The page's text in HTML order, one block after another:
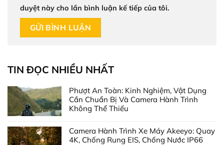
duyệt này cho lần bình luận kế tiếp của tôi.
TIN ĐỌC NHIỀU NHẤT
Phượt An Toàn: Kinh Nghiệm, Vật Dụng
Cần Chuẩn Bị Và Camera Hành Trình
Không Thể Thiếu
Camera Hành Trình Xe Máy Akeeyo: Quay
4K, Chống Rung EIS, Chống Nước IP66